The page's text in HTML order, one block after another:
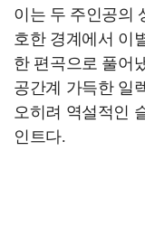
이는 두 주인공의
호한 경계에서 이
한 편곡으로 풀어
공간계 가득한 일
오히려 역설적인
인트다.